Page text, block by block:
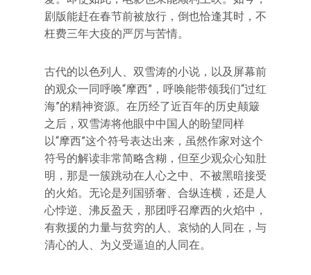
剧版能赶在春节前被放行，倒也恰逢其时，不
枉费三年大疫的严厉与苦情。
古代的以色列人、双雪涛的小说，以及屏幕前
的观众一同呼唤“摩西”，呼唤能带领我们“过红
海”的精神资源。在历经了近百年的历史颠簸
之后，双雪涛将他眼中中国人的盼望同样
以“摩西”这个符号表达出来，虽然作家对这个
符号的解读非常简略含糊，但至少观众心知肚
明，那是一簇跳动在人心之中、不被黑暗接受
的火焰。无论是列国骄奢、合纵连横，还是人
心悖逆、沸反盈天，那团呼召摩西的火焰中，
有救援的力量与贫穷的人、哀恸的人同在，与
清心的人、为义受逼迫的人同在。